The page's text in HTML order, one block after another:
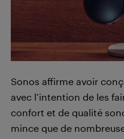
Sonos affirme avoir
avec l’intention de les
confort et de qualité
mince que de